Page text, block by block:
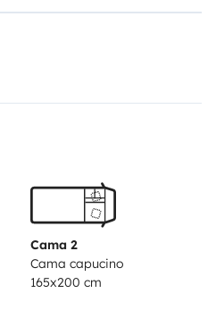
en famille ou entre
d'apporter vos vêtements
Cama 2
Cama capucino
165x200 cm